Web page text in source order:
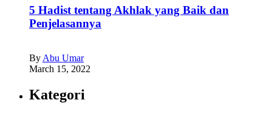
5 Hadist tentang Akhlak yang Baik dan
Penjelasannya
By Abu Umar
March 15, 2022
Kategori